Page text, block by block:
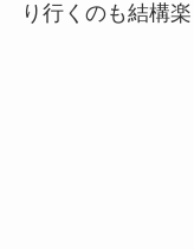
り行くのも結構